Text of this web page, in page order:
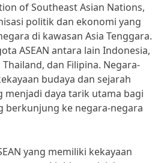
of Southeast Asian Nations,
politik dan ekonomi yang
di kawasan Asia Tenggara.
ASEAN antara lain Indonesia,
dan Filipina. Negara-
budaya dan sejarah
menjadi daya tarik utama bagi
berkunjung ke negara-negara
yang memiliki kekayaan